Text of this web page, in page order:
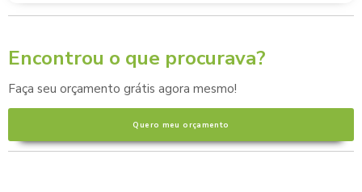
Encontrou o que procurava?
Faça seu orçamento grátis agora mesmo!
Quero meu orçamento